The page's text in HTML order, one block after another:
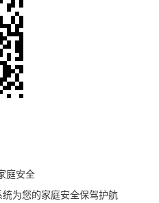
庭安全
为您的家庭安全保驾护航